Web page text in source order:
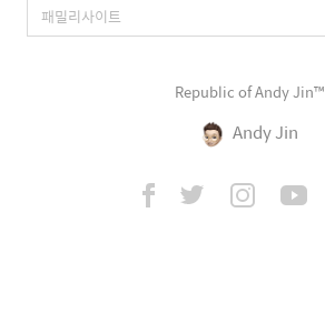
Republic of Andy Jin™
Andy Jin